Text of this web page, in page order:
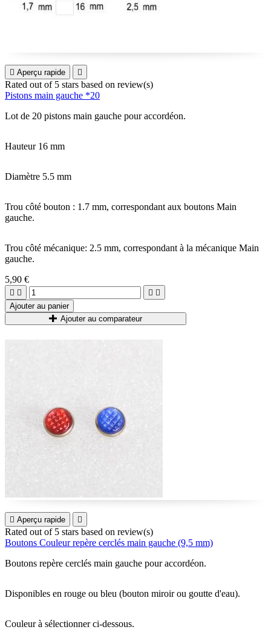
 Aperçu rapide 
Rated out of 5 stars based on review(s)
Pistons main gauche *20
Lot de 20 pistons main gauche pour accordéon.
Hauteur 16 mm
Diamètre 5.5 mm
Trou côté bouton : 1.7 mm, correspondant aux boutons Main
gauche.
Trou côté mécanique: 2.5 mm, correspondant à la mécanique Main
gauche.
5,90 €
   
Ajouter au panier
Ajouter au comparateur
 Aperçu rapide 
Rated out of 5 stars based on review(s)
Boutons Couleur repère cerclés main gauche (9,5 mm)
Boutons repère cerclés main gauche pour accordéon.
Disponibles en rouge ou bleu (bouton miroir ou goutte d'eau).
Couleur à sélectionner ci-dessous.